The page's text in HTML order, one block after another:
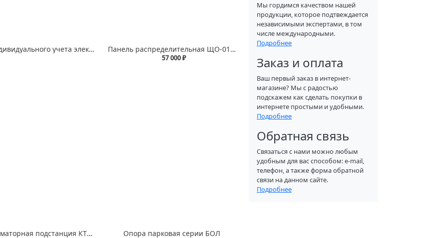
Щиты индивидуального учета электроэнергии Панель распределительная ЩО-01 (аналог панелей ЩО-70)
57 000 ₽
Трансформаторная подстанция КТПН (тупиковая, наружней установки) Опора парковая серии БОЛ
Мы гордимся качеством нашей
продукции, которое подтвеждается
независимыми экспертами, в том
числе международными.
Подробнее
Заказ и оплата
Ваш первый заказ в интернет-
магазине? Мы с радостью
подскажем как сделать покупки в
интернете простыми и удобными.
Подробнее
Обратная связь
Связаться с нами можно любым
удобным для вас способом: e-mail,
телефон, а также форма обратной
связи на данном сайте.
Подробнее